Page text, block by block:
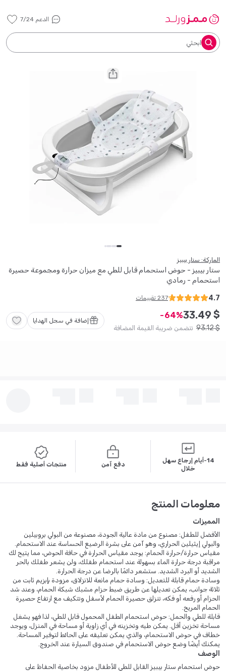
الدعم 7/24
ابحثي
الماركة: ستار بيبيز
ستار بيبيز - حوض استحمام قابل للطي مع ميزان حرارة ومجموعة حصيرة
استحمام - رمادي
4.7
237 تقييمات
$
33.49
64
$
93.12 تتضمن ضريبة القيمة المضافة
إضافة في سجل الهدايا
14-أيام إرجاع سهل
خلال
دفع آمن منتجات أصلية فقط
معلومات المنتج
المميزات
الأفضل للطفل: مصنوع من مادة عالية الجودة، مصنوعة من البولي بروبيلين
والبولي إيثيلين الحراري، وهو آمن على بشرة الرضيع الحساسة عند الاستحمام.
مقياس حرارة/حرارة الحمام: يوجد مقياس الحرارة في حافة الحوض، مما يتيح لك
مراقبة درجة حرارة الماء بسهولة عند استحمام طفلك، ولن يشعر طفلك بالحر
الشديد أو البرد الشديد. ستشعر دائمًا بالرضا عن درجة الحرارة.
وسادة حمام قابلة للتعديل: وسادة حمام مانعة للانزلاق، مزودة بإبزيم ثابت من
ثلاثة جوانب، يمكن تعديلها عن طريق ضبط حزام مشبك شبكة الحمام، وعند شد
الحزام أو رفعه أو فكه، تنزلق حصيرة الحمام لأسفل وتتكيف مع ارتفاع حصيرة
الحمام المريح.
قابلة للطي والحمل: حوض استحمام الطفل المحمول قابل للطي، لذا فهو يشغل
مساحة تخزين أقل. يمكن طيه وتخزينه في أي زاوية أو مساحة في المنزل، ويوجد
خطاف في حوض الاستحمام، والذي يمكن تعليقه على الحائط لتوفير المساحة.
يمكنك أيضًا وضع حوض الاستحمام في صندوق السيارة عند الخروج.
الوصف
حوض استحمام ستار بيبيز القابل للطي للأطفال مزود بخاصية الحفاظ على